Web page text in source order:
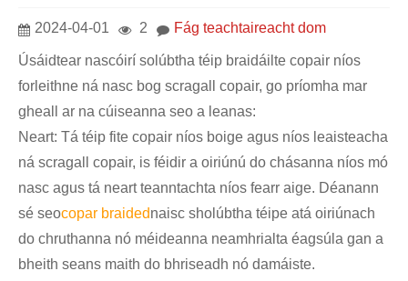
2024-04-01 2 Fág teachtaireacht dom
Úsáidtear nascóirí solúbtha téip braidáilte copair níos
forleithne ná nasc bog scragall copair, go príomha mar
gheall ar na cúiseanna seo a leanas:
Neart: Tá téip fite copair níos boige agus níos leaisteacha
ná scragall copair, is féidir a oiriúnú do chásanna níos mó
nasc agus tá neart teanntachta níos fearr aige. Déanann
sé seocopar braidednaisc sholúbtha téipe atá oiriúnach
do chruthanna nó méideanna neamhrialta éagsúla gan a
bheith seans maith do bhriseadh nó damáiste.